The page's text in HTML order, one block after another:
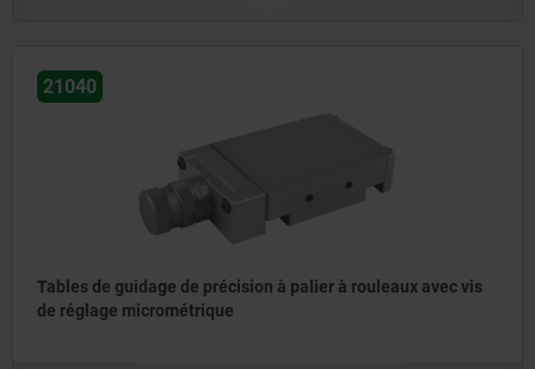
21040
Tables de guidage de précision à palier à rouleaux avec vis
de réglage micrométrique